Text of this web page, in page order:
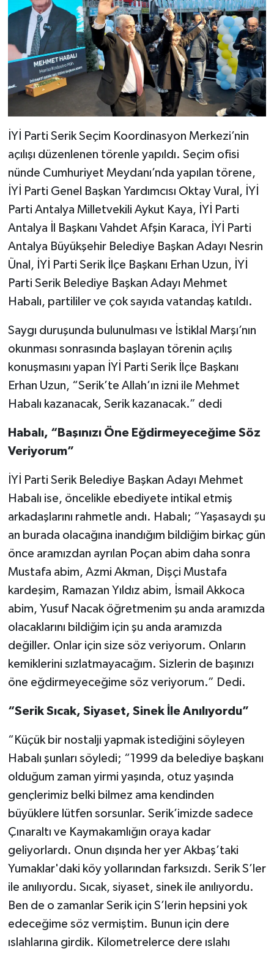
İYİ Parti Serik Seçim Koordinasyon Merkezi’nin
açılışı düzenlenen törenle yapıldı. Seçim ofisi
nünde Cumhuriyet Meydanı’nda yapılan törene,
İYİ Parti Genel Başkan Yardımcısı Oktay Vural, İYİ
Parti Antalya Milletvekili Aykut Kaya, İYİ Parti
Antalya İl Başkanı Vahdet Afşin Karaca, İYİ Parti
Antalya Büyükşehir Belediye Başkan Adayı Nesrin
Ünal, İYİ Parti Serik İlçe Başkanı Erhan Uzun, İYİ
Parti Serik Belediye Başkan Adayı Mehmet
Habalı, partililer ve çok sayıda vatandaş katıldı.
Saygı duruşunda bulunulması ve İstiklal Marşı’nın
okunması sonrasında başlayan törenin açılış
konuşmasını yapan İYİ Parti Serik İlçe Başkanı
Erhan Uzun, “Serik’te Allah’ın izni ile Mehmet
Habalı kazanacak, Serik kazanacak.” dedi
Habalı, “Başınızı Öne Eğdirmeyeceğime Söz
Veriyorum”
İYİ Parti Serik Belediye Başkan Adayı Mehmet
Habalı ise, öncelikle ebediyete intikal etmiş
arkadaşlarını rahmetle andı. Habalı; “Yaşasaydı şu
an burada olacağına inandığım bildiğim birkaç gün
önce aramızdan ayrılan Poçan abim daha sonra
Mustafa abim, Azmi Akman, Dişçi Mustafa
kardeşim, Ramazan Yıldız abim, İsmail Akkoca
abim, Yusuf Nacak öğretmenim şu anda aramızda
olacaklarını bildiğim için şu anda aramızda
değiller. Onlar için size söz veriyorum. Onların
kemiklerini sızlatmayacağım. Sizlerin de başınızı
öne eğdirmeyeceğime söz veriyorum.” Dedi.
“Serik Sıcak, Siyaset, Sinek İle Anılıyordu”
“Küçük bir nostalji yapmak istediğini söyleyen
Habalı şunları söyledi; “1999 da belediye başkanı
olduğum zaman yirmi yaşında, otuz yaşında
gençlerimiz belki bilmez ama kendinden
büyüklere lütfen sorsunlar. Serik’imizde sadece
Çınaraltı ve Kaymakamlığın oraya kadar
geliyorlardı. Onun dışında her yer Akbaş’taki
Yumaklar'daki köy yollarından farksızdı. Serik S’ler
ile anılıyordu. Sıcak, siyaset, sinek ile anılıyordu.
Ben de o zamanlar Serik için S’lerin hepsini yok
edeceğime söz vermiştim. Bunun için dere
ıslahlarına girdik. Kilometrelerce dere ıslahı